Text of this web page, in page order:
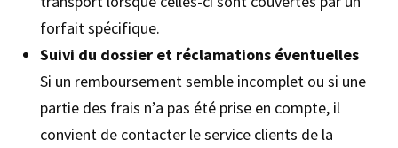
forfait spécifique.
Suivi du dossier et réclamations éventuelles
Si un remboursement semble incomplet ou si une
partie des frais n’a pas été prise en compte, il
convient de contacter le service clients de la